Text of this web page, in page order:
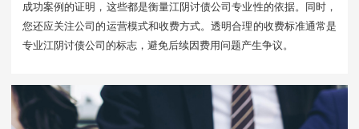
成功案例的证明，这些都是衡量江阴讨债公司专业性的依据。同时，
您还应关注公司的运营模式和收费方式。透明合理的收费标准通常是
专业江阴讨债公司的标志，避免后续因费用问题产生争议。